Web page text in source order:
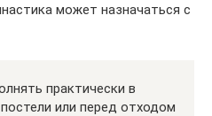
может назначаться с
практически в
или перед отходом